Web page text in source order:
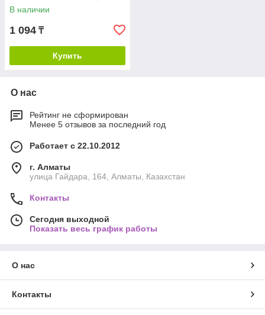
В наличии
1 094 ₸
Купить
О нас
Рейтинг не сформирован
Менее 5 отзывов за последний год
Работает с 22.10.2012
г. Алматы
улица Гайдара, 164, Алматы, Казахстан
Контакты
Сегодня выходной
Показать весь график работы
О нас
Контакты